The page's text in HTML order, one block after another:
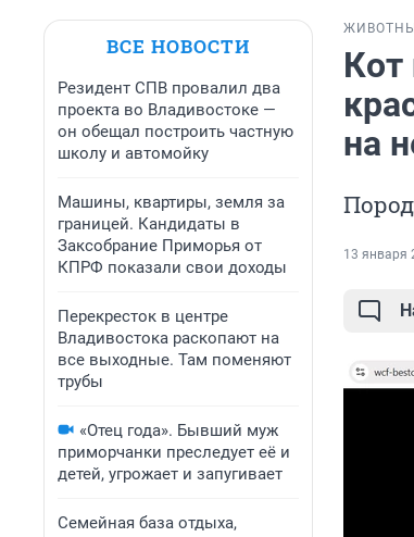
ВСЕ НОВОСТИ
Резидент СПВ провалил два
проекта во Владивостоке —
он обещал построить частную
школу и автомойку
Машины, квартиры, земля за
границей. Кандидаты в
Заксобрание Приморья от
КПРФ показали свои доходы
Перекресток в центре
Владивостока раскопают на
все выходные. Там поменяют
трубы
«Отец года». Бывший муж
приморчанки преследует её и
детей, угрожает и запугивает
Семейная база отдыха,
Кот
на
13 января